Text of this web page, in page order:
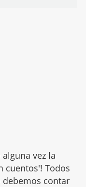
vez la
cuentos'! Todos
contar